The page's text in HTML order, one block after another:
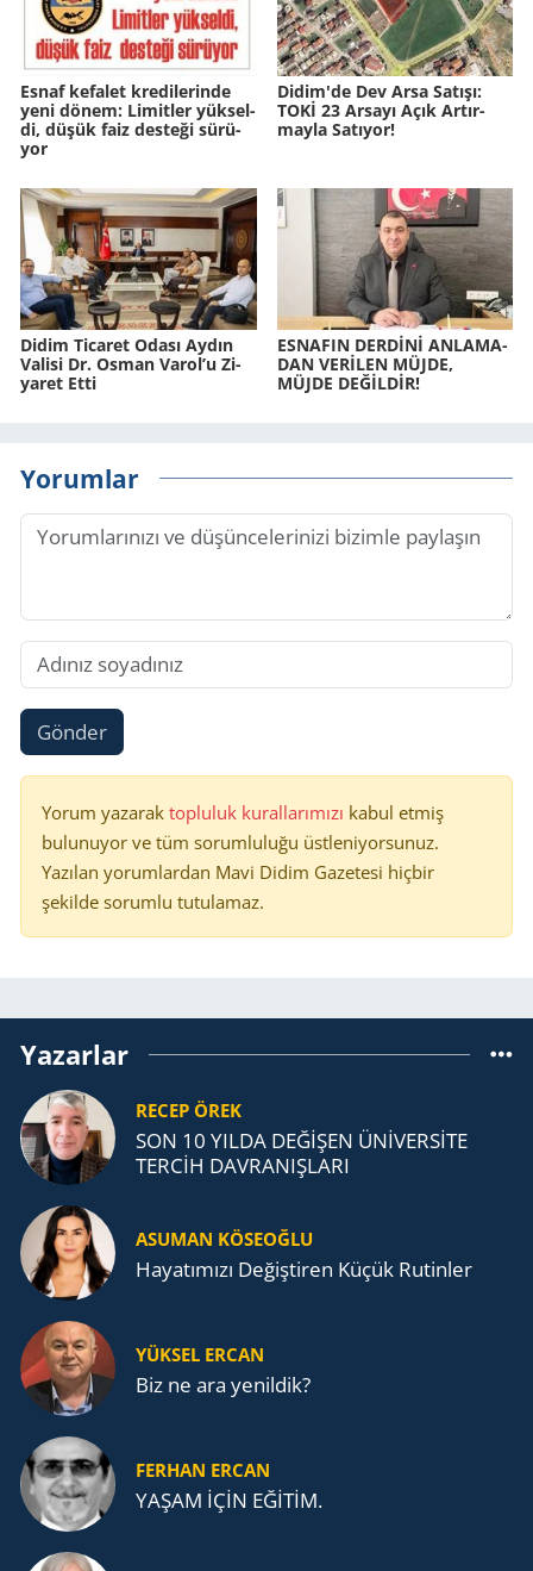
Esnaf ke­fa­let kre­di­le­rin­de
yeni dönem: Li­mit­ler yük­sel­
di, düşük faiz des­te­ği sü­rü­
yor
Didim'de Dev Arsa Sa­tı­şı:
TOKİ 23 Ar­sa­yı Açık Ar­tır­
may­la Sa­tı­yor!
Didim Ti­ca­ret Odası Aydın
Va­li­si Dr. Osman Varol’u Zi­
ya­ret Etti
ES­NA­FIN DERDİNİ AN­LA­MA­
DAN VERİLEN MÜJDE,
MÜJDE DEĞİLDİR!
Yorumlar
Gönder
Yorum yazarak topluluk kurallarımızı kabul etmiş
bulunuyor ve tüm sorumluluğu üstleniyorsunuz.
Yazılan yorumlardan Mavi Didim Gazetesi hiçbir
şekilde sorumlu tutulamaz.
Yazarlar
RECEP ÖREK
SON 10 YILDA DEĞİŞEN ÜNİVERSİTE
TERCİH DAVRANIŞLARI
ASUMAN KÖSEOĞLU
Ha­ya­tı­mı­zı De­ğiş­ti­ren Küçük Ru­tin­ler
YÜKSEL ERCAN
Biz ne ara yenildik?
FERHAN ERCAN
YAŞAM İÇİN EĞİTİM.